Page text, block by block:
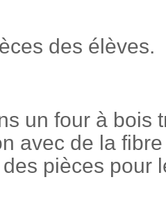
des élèves.
un four à bois
avec de la
pièces pour